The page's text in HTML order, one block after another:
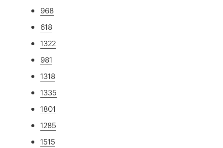
968
618
1322
981
1318
1335
1801
1285
1515